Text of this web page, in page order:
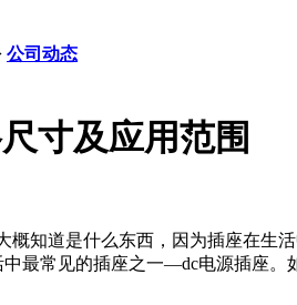
公司动态
寸及应用范围
道是什么东西，因为插座在生活
最常见的插座之一—dc电源插座。